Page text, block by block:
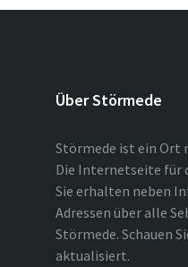
Über Störmede
Störmede ist ein Ort
Die Internetseite für
Sie erhalten neben
Adressen über alle
Störmede. Schauen
aktualisiert.